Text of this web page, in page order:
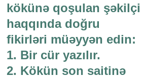
kökünə qoşulan şəkilçi
haqqında doğru
fikirləri müəyyən edin:
1. Bir cür yazılır.
2. Kökün son saitinə